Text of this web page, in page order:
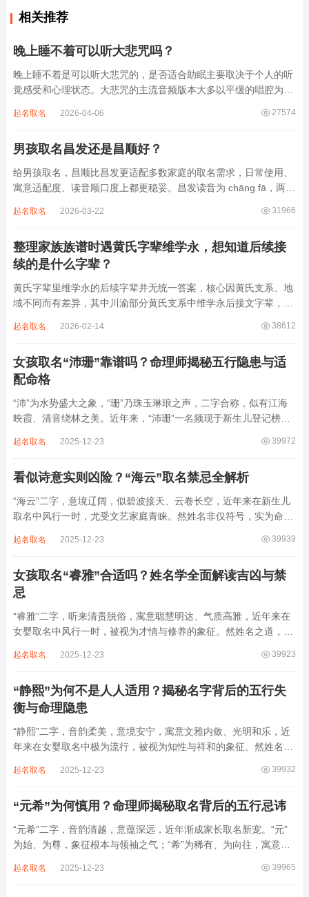
相关推荐
晚上睡不着可以听大悲咒吗？
晚上睡不着是可以听大悲咒的，是否适合助眠主要取决于个人的听
觉感受和心理状态。大悲咒的主流音频版本大多以平缓的唱腔为
急促的鼓点，这类音频本身具备静心的基础特质。睡前思绪繁杂、
27574
起名取名 2026-04-06
男孩取名昌发还是昌顺好？
给男孩取名，昌顺比昌发更适配多数家庭的取名需求，日常使用、
寓意适配度、读音顺口度上都更稳妥。昌发读音为 chāng fā，两个
离叫名字时辨识度不高。昌字本义为兴盛、繁茂，发字核心指向发
31966
起名取名 2026-03-22
整理家族族谱时遇黄氏字辈维学永，想知道后续接
续的是什么字辈？
黄氏字辈里维学永的后续字辈并无统一答案，核心因黄氏支系、地
域不同而有差异，其中川渝部分黄氏支系中维学永后接文字辈，完
某支系的续修字辈，在安岳、岳池一带的黄氏族谱里能明确查到，
38612
起名取名 2026-02-14
女孩取名“沛珊”靠谱吗？命理师揭秘五行隐患与适
配命格
“沛”为水势盛大之象，“珊”乃珠玉琳琅之声，二字合称，似有江海
映霞、清音绕林之美。近年来，“沛珊”一名频现于新生儿登记榜
雅符号，实为命理五行流转之枢纽。一字之选，关乎气场平衡。沛
39972
起名取名 2025-12-23
看似诗意实则凶险？“海云”取名禁忌全解析
“海云”二字，意境辽阔，似碧波接天、云卷长空，近年来在新生儿
取名中风行一时，尤受文艺家庭青睐。然姓名非仅符号，实为命局
滔天，木浮无根，阴气过重，易致意志不坚、事业漂泊、健康受
39939
起名取名 2025-12-23
女孩取名“睿雅”合适吗？姓名学全面解读吉凶与禁
忌
“睿雅”二字，听来清贵脱俗，寓意聪慧明达、气质高雅，近年来在
女婴取名中风行一时，被视为才情与修养的象征。然姓名之道，贵
增心力。细察“睿雅”之局，实藏金水成势、火土受制之患，若不顾
39923
起名取名 2025-12-23
“静熙”为何不是人人适用？揭秘名字背后的五行失
衡与命理隐患
“静熙”二字，音韵柔美，意境安宁，寓意文雅内敛、光明和乐，近
年来在女婴取名中极为流行，被视为知性与祥和的象征。然姓名命
象，实藏金水偏寒、火气受制之弊，若不顾八字强弱，盲目套用，
39932
起名取名 2025-12-23
“元希”为何慎用？命理师揭秘取名背后的五行忌讳
“元希”二字，音韵清越，意蕴深远，近年渐成家长取名新宠。“元”
为始、为尊，象征根本与领袖之气；“希”为稀有、为向往，寓意卓
象。然姓名非止文雅，实为命理气场之枢纽。一字之选，关乎运途
39965
起名取名 2025-12-23